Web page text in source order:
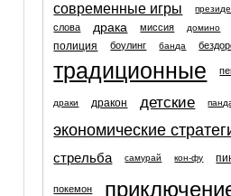
современные игры
слова драка миссия домино
полиция
боулинг банда
традиционные
драки дракон детские
экономические
стрельба
самурай кон-фу
покемон